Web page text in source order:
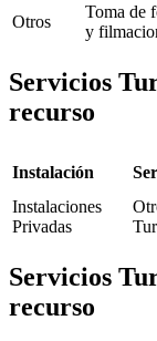
Otros
Toma de
y
Servicios
recurso
Instalación
Instalaciones
Privadas
Servicios
recurso